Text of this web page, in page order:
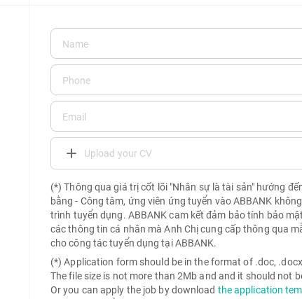
Upload your CV
(*) Thông qua giá trị cốt lõi "Nhân sự là tài sản" hướng
bằng - Công tâm, ứng viên ứng tuyển vào ABBANK
trình tuyển dụng. ABBANK cam kết đảm bảo tính bảo
các thông tin cá nhân mà Anh Chị cung cấp thông qua
cho công tác tuyển dụng tại ABBANK.
(*) Application form should be in the format of .doc,
The file size is not more than 2Mb and and it should not
Or you can apply the job by download the application